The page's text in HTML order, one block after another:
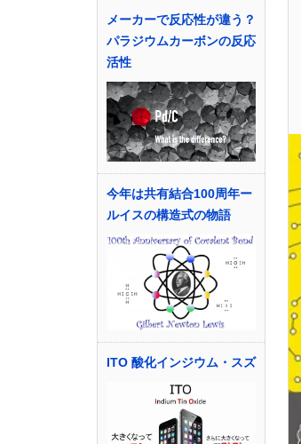
メーカーで反応性が違う？
パラジウムカーボンの反応
活性
今年は共有結合100周年ー
ルイスの構造式の物語
ITO 酸化インジウム・スズ